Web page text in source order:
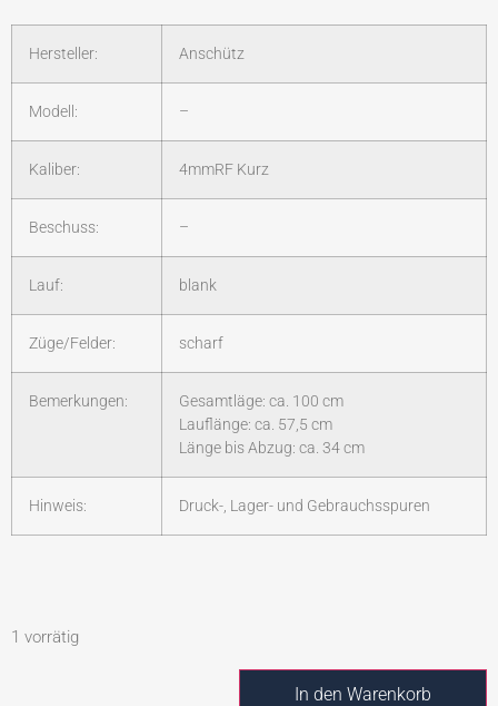
Hersteller: Anschütz
Modell: –
Kaliber: 4mmRF Kurz
Beschuss: –
Lauf: blank
Züge/Felder: scharf
Bemerkungen:
Gesamtläge: ca. 100 cm
Lauflänge: ca. 57,5 cm
Länge bis Abzug: ca. 34 cm
Hinweis: Druck-, Lager- und Gebrauchsspuren
1 vorrätig
In den Warenkorb